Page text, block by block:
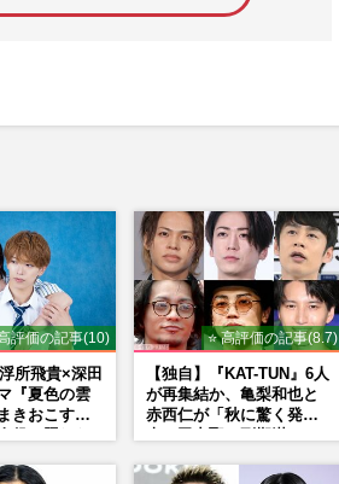
評価の記事(10)
所飛貴×深田
『夏色の雲
きおこす』
⭐ 高評価の記事(8.7)
【独自】『KAT-TUN』6人
が再集結か、亀梨和也と
赤西仁が「秋に驚く発
理由